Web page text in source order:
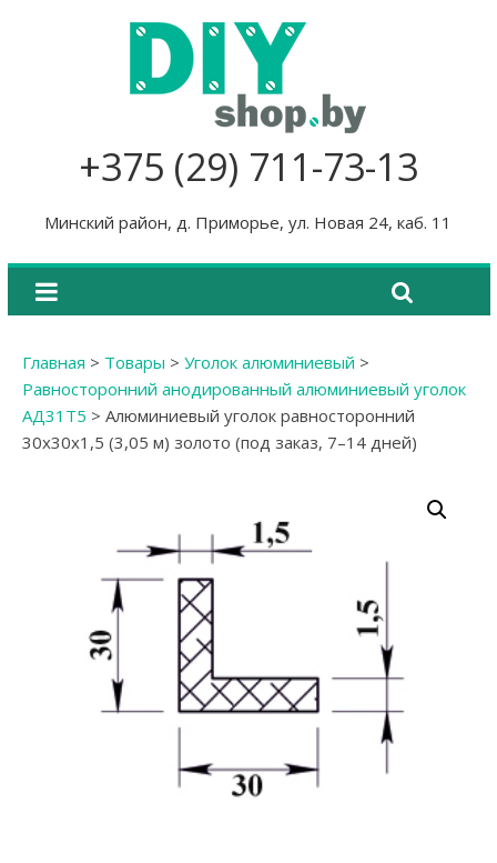
+375 (29) 711-73-13
Минский район, д. Приморье, ул. Новая 24, каб. 11
Главная > Товары > Уголок алюминиевый >
Равносторонний анодированный алюминиевый уголок
АД31Т5 > Алюминиевый уголок равносторонний
30х30х1,5 (3,05 м) золото (под заказ, 7–14 дней)